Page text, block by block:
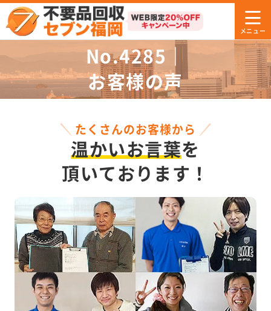
No.4285｜
お客様の声
たくさんのお客様から
温かいお言葉を
頂いております！